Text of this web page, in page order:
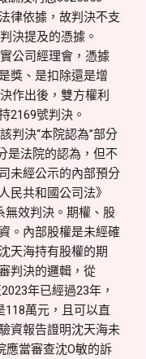
律依據，故判決不支
決提及的憑據。
公司經理會，憑據
獎、是扣除還是增
作出後，雙方權利
2169號判決。
判決“本院認為”部分
是法院的認為，但不
未經公示的內部預分
民共和國公司法》
無效判決。期權、股
。內部股權是未經確
天海持有股權的期
判決的邏輯，從
年已經過23年，
萬元，且可以直
資報告證明沈天海未
應當審查沈O敏的訴